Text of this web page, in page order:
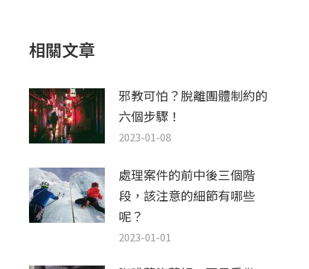
相關文章
邪教可怕？脫離團體制約的
六個步驟！
2023-01-08
處理案件的前中後三個階
段，該注意的細節有哪些
呢？
2023-01-01